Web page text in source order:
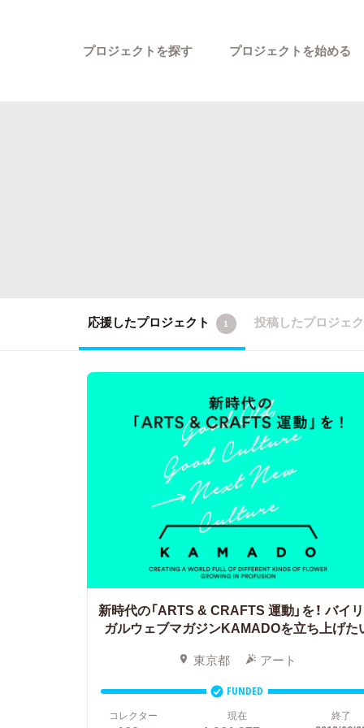
プロジェクトを探す プロジェクトを始める
応援したプロジェクト 1 投稿したプロジェ
新時代の「ARTS & CRAFTS 運動」を！ バイ
ガルウェブマガジンKAMADOを立ち上げた
東京都 アート
FUNDED
コレクター
現在 終了